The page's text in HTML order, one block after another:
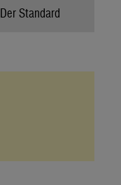
Der Standard